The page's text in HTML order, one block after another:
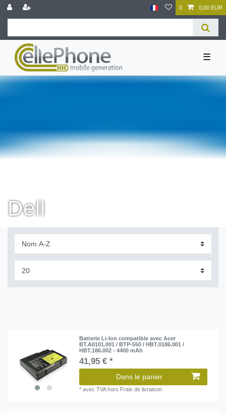
0 0,00 EUR
☰
Dell
Batterie Li-Ion compatible avec Acer
BT.A0101.001 / BTP-550 / HBT.0186.001 /
HBT.186.002 - 4400 mAh
41,95 € *
Dans le panier
*avec TVAhors Frais de livraison